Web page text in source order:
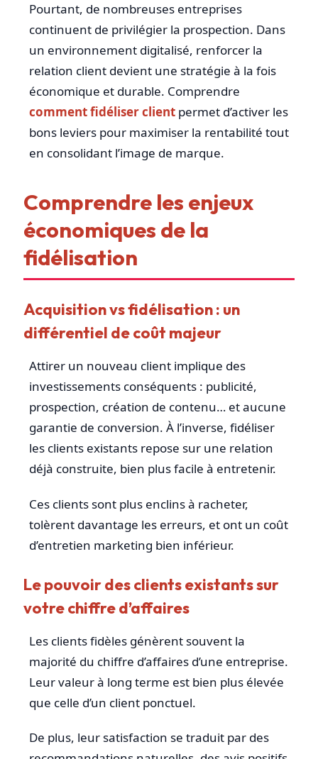
Pourtant, de nombreuses entreprises
continuent de privilégier la prospection. Dans
un environnement digitalisé, renforcer la
relation client devient une stratégie à la fois
économique et durable. Comprendre
comment fidéliser client permet d’activer les
bons leviers pour maximiser la rentabilité tout
en consolidant l’image de marque.
Comprendre les enjeux
économiques de la
fidélisation
Acquisition vs fidélisation : un
différentiel de coût majeur
Attirer un nouveau client implique des
investissements conséquents : publicité,
prospection, création de contenu… et aucune
garantie de conversion. À l’inverse, fidéliser
les clients existants repose sur une relation
déjà construite, bien plus facile à entretenir.
Ces clients sont plus enclins à racheter,
tolèrent davantage les erreurs, et ont un coût
d’entretien marketing bien inférieur.
Le pouvoir des clients existants sur
votre chiffre d’affaires
Les clients fidèles génèrent souvent la
majorité du chiffre d’affaires d’une entreprise.
Leur valeur à long terme est bien plus élevée
que celle d’un client ponctuel.
De plus, leur satisfaction se traduit par des